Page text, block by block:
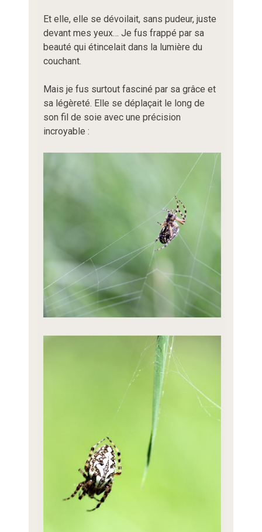
Et elle, elle se dévoilait, sans pudeur, juste
devant mes yeux… Je fus frappé par sa
beauté qui étincelait dans la lumière du
couchant.
Mais je fus surtout fasciné par sa grâce et
sa légèreté. Elle se déplaçait le long de
son fil de soie avec une précision
incroyable :